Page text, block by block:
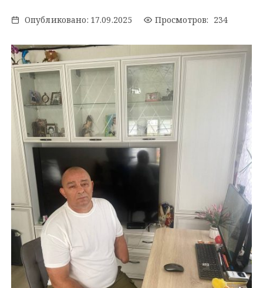
Опубликовано: 17.09.2025 Просмотров: 234